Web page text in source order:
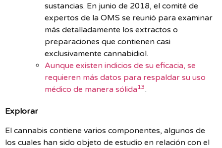
sustancias. En junio de 2018, el comité de
expertos de la OMS se reunió para examinar
más detalladamente los extractos o
preparaciones que contienen casi
exclusivamente cannabidiol.
Aunque existen indicios de su eficacia, se
requieren más datos para respaldar su uso
médico de manera sólida13.
Explorar
El cannabis contiene varios componentes, algunos de
los cuales han sido objeto de estudio en relación con el